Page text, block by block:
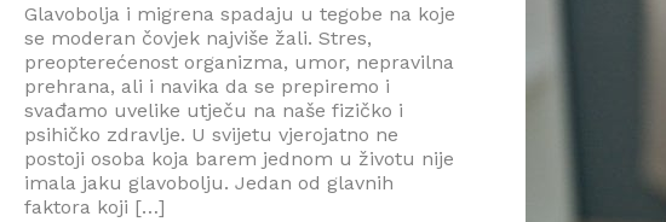
Glavobolja i migrena spadaju u tegobe na koje
se moderan čovjek najviše žali. Stres,
preopterećenost organizma, umor, nepravilna
prehrana, ali i navika da se prepiremo i
svađamo uvelike utječu na naše fizičko i
psihičko zdravlje. U svijetu vjerojatno ne
postoji osoba koja barem jednom u životu nije
imala jaku glavobolju. Jedan od glavnih
faktora koji […]